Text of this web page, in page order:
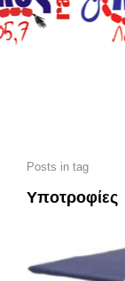
Posts in tag
Υποτροφίες